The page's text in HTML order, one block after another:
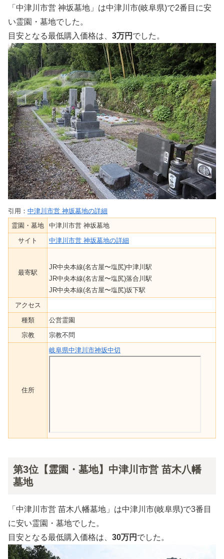
「中津川市営 神坂墓地」は中津川市(岐阜県)で2番目に安
い霊園・墓地でした。
目安となる最低購入価格は、 3万円 でした。
引用： 中津川市営 神坂墓地の詳細
霊園・墓地
中津川市営 神坂墓地
サイト
中津川市営 神坂墓地の詳細
最寄駅
JR中央本線(名古屋〜塩尻)中津川駅
JR中央本線(名古屋〜塩尻)落合川駅
JR中央本線(名古屋〜塩尻)坂下駅
アクセス
種類
公営霊園
宗教
宗教不問
住所
岐阜県中津川市神坂中切
第3位【霊園・墓地】中津川市営 苗木八幡
墓地
「中津川市営 苗木八幡墓地」は中津川市(岐阜県)で3番目
に安い霊園・墓地でした。
目安となる最低購入価格は、 30万円 でした。